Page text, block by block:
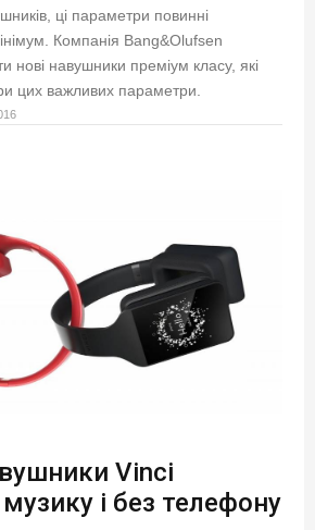
ці параметри повинні
Компанія Bang&Olufsen
нові навушники преміум класу, які
цих важливих параметри.
Vinci
і без телефону